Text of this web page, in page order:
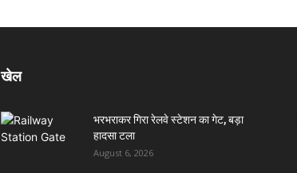
खेल
भरभराकर गिरा रेलवे स्टेशन का गेट, बड़ा
हादसा टला
August 6, 2026